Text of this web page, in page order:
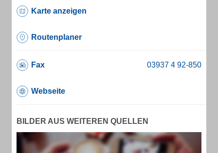
Karte anzeigen
Routenplaner
Fax
Webseite
BILDER AUS WEITEREN QUELLEN